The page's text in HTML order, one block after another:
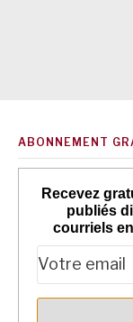
ABONNEMENT
Recevez
publiés
courriels